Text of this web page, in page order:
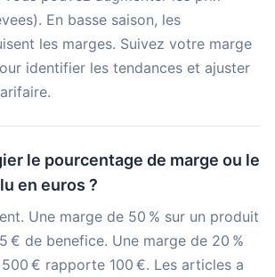
En basse saison, les
les marges. Suivez votre marge
identifier les tendances et ajuster
le pourcentage de marge ou le
en euros ?
Une marge de 50 % sur un produit
€ de benefice. Une marge de 20 %
€ rapporte 100 €. Les articles a